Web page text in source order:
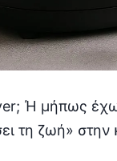
Ή μήπως
τη ζωή» στην